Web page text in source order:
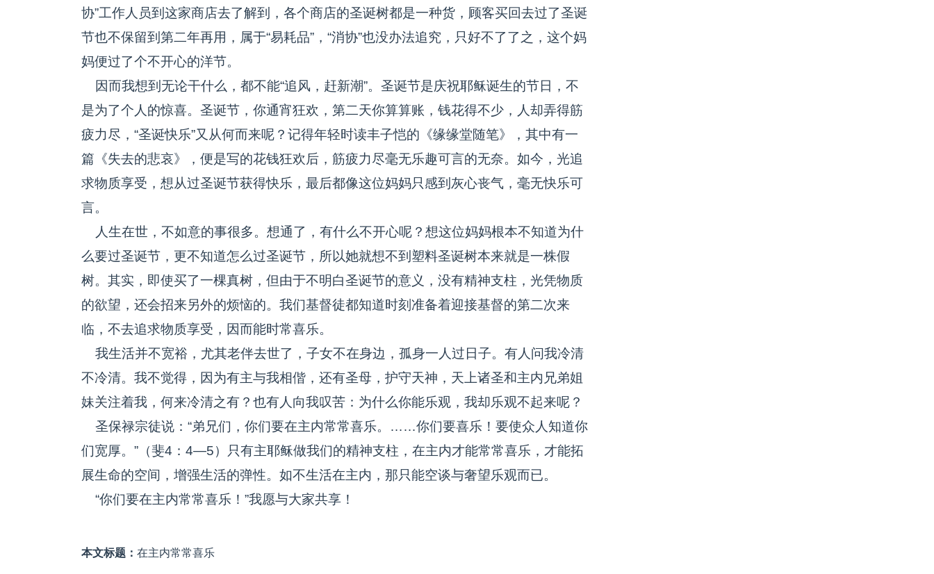
协”工作人员到这家商店去了解到，各个商店的圣诞树都是一种货，顾客买回去过了圣诞
节也不保留到第二年再用，属于“易耗品”，“消协”也没办法追究，只好不了了之，这个妈
妈便过了个不开心的洋节。
因而我想到无论干什么，都不能“追风，赶新潮”。圣诞节是庆祝耶稣诞生的节日，不
是为了个人的惊喜。圣诞节，你通宵狂欢，第二天你算算账，钱花得不少，人却弄得筋
疲力尽，“圣诞快乐”又从何而来呢？记得年轻时读丰子恺的《缘缘堂随笔》，其中有一
篇《失去的悲哀》，便是写的花钱狂欢后，筋疲力尽毫无乐趣可言的无奈。如今，光追
求物质享受，想从过圣诞节获得快乐，最后都像这位妈妈只感到灰心丧气，毫无快乐可
言。
人生在世，不如意的事很多。想通了，有什么不开心呢？想这位妈妈根本不知道为什
么要过圣诞节，更不知道怎么过圣诞节，所以她就想不到塑料圣诞树本来就是一株假
树。其实，即使买了一棵真树，但由于不明白圣诞节的意义，没有精神支柱，光凭物质
的欲望，还会招来另外的烦恼的。我们基督徒都知道时刻准备着迎接基督的第二次来
临，不去追求物质享受，因而能时常喜乐。
我生活并不宽裕，尤其老伴去世了，子女不在身边，孤身一人过日子。有人问我冷清
不冷清。我不觉得，因为有主与我相偕，还有圣母，护守天神，天上诸圣和主内兄弟姐
妹关注着我，何来冷清之有？也有人向我叹苦：为什么你能乐观，我却乐观不起来呢？
圣保禄宗徒说：“弟兄们，你们要在主内常常喜乐。……你们要喜乐！要使众人知道你
们宽厚。”（斐4：4—5）只有主耶稣做我们的精神支柱，在主内才能常常喜乐，才能拓
展生命的空间，增强生活的弹性。如不生活在主内，那只能空谈与奢望乐观而已。
“你们要在主内常常喜乐！”我愿与大家共享！
本文标题： 在主内常常喜乐